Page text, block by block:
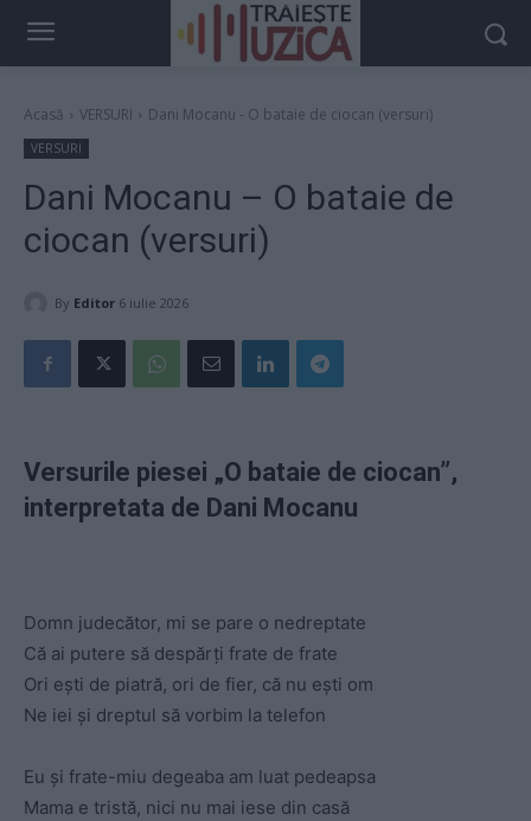
Acasă VERSURI Dani Mocanu - O bataie de ciocan (versuri)
VERSURI
Dani Mocanu – O bataie de
ciocan (versuri)
By Editor 6 iulie 2026
Versurile piesei „O bataie de ciocan”,
interpretata de Dani Mocanu
Domn judecător, mi se pare o nedreptate
Că ai putere să despărți frate de frate
Ori ești de piatră, ori de fier, că nu ești om
Ne iei și dreptul să vorbim la telefon
Eu și frate-miu degeaba am luat pedeapsa
Mama e tristă, nici nu mai iese din casă